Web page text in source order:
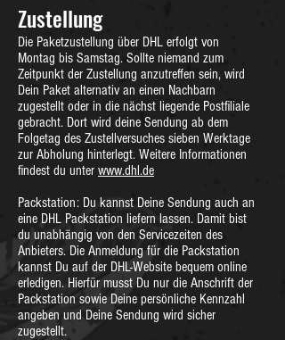
Zustellung
Die Paketzustellung über DHL erfolgt von
Montag bis Samstag. Sollte niemand zum
Zeitpunkt der Zustellung anzutreffen sein, wird
Dein Paket alternativ an einen Nachbarn
zugestellt oder in die nächst liegende Postfiliale
gebracht. Dort wird deine Sendung ab dem
Folgetag des Zustellversuches sieben Werktage
zur Abholung hinterlegt. Weitere Informationen
findest du unter www.dhl.de
Packstation: Du kannst Deine Sendung auch an
eine DHL Packstation liefern lassen. Damit bist
du unabhängig von den Servicezeiten des
Anbieters. Die Anmeldung für die Packstation
kannst Du auf der DHL-Website bequem online
erledigen. Hierfür musst Du nur die Anschrift der
Packstation sowie Deine persönliche Kennzahl
angeben und Deine Sendung wird sicher
zugestellt.